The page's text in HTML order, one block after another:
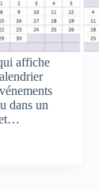
affiche
dans un
et…